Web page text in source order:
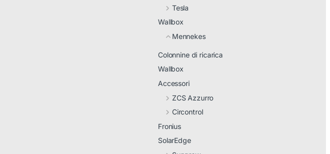
Tesla
Wallbox
Mennekes
Colonnine di ricarica
Wallbox
Accessori
ZCS Azzurro
Circontrol
Fronius
SolarEdge